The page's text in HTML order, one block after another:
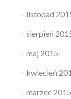
listopad
sierpień
maj 2015
kwiecień
marzec 2015